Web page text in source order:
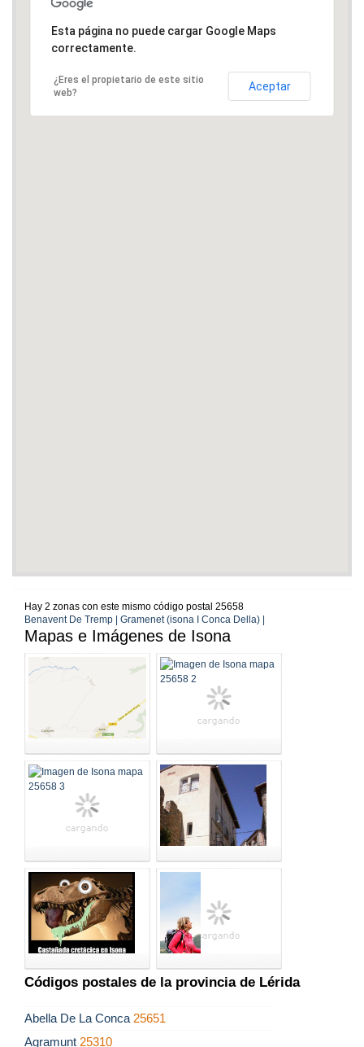
Esta página no puede cargar Google Maps
correctamente.
¿Eres el propietario de este sitio
web?
Aceptar
Hay 2 zonas con este mismo código postal 25658
Benavent De Tremp | Gramenet (isona I Conca Della) |
Mapas e Imágenes de Isona
Códigos postales de la provincia de Lérida
Abella De La Conca 25651
Agramunt 25310